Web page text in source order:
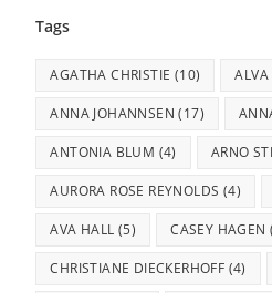
Tags
AGATHA CHRISTIE (10) ALVA
ANNA JOHANNSEN (17)
ANTONIA BLUM (4) ARNO
AURORA ROSE REYNOLDS (4)
AVA HALL (5) CASEY HAGEN
CHRISTIANE DIECKERHOFF (4)